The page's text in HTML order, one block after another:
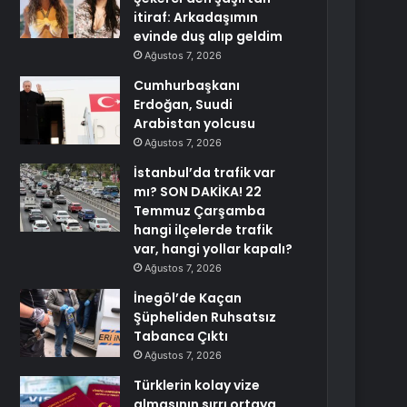
itiraf: Arkadaşımın
evinde duş alıp geldim
Ağustos 7, 2026
Cumhurbaşkanı
Erdoğan, Suudi
Arabistan yolcusu
Ağustos 7, 2026
İstanbul’da trafik var
mı? SON DAKİKA! 22
Temmuz Çarşamba
hangi ilçelerde trafik
var, hangi yollar kapalı?
Ağustos 7, 2026
İnegöl’de Kaçan
Şüpheliden Ruhsatsız
Tabanca Çıktı
Ağustos 7, 2026
Türklerin kolay vize